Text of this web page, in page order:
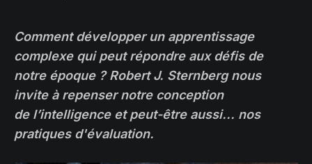
Comment développer un apprentissage
complexe qui peut répondre aux défis de
notre époque ? Robert J. Sternberg nous
invite à repenser notre conception
de l’intelligence et peut-être aussi... nos
pratiques d'évaluation.